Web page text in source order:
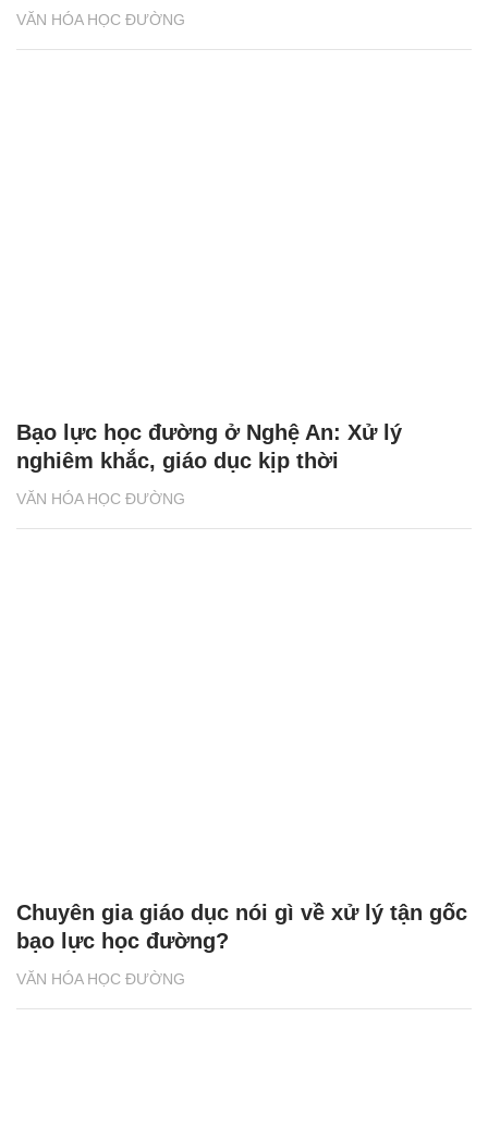
VĂN HÓA HỌC ĐƯỜNG
VĂN HÓA HỌC ĐƯỜNG
Bạo lực học đường ở Nghệ An: Xử lý
nghiêm khắc, giáo dục kịp thời
VĂN HÓA HỌC ĐƯỜNG
Chuyên gia giáo dục nói gì về xử lý tận gốc
bạo lực học đường?